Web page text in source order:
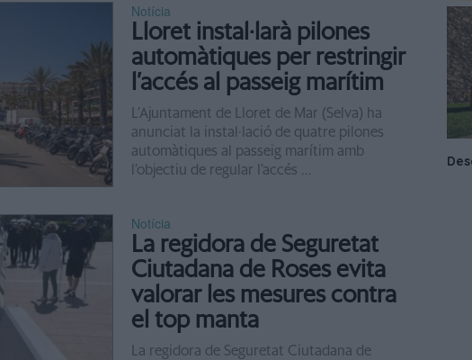
Notícia
Lloret instal·larà pilones
automàtiques per restringir
l’accés al passeig marítim
L’Ajuntament de Lloret de Mar (Selva) ha
anunciat la instal·lació de quatre pilones
automàtiques al passeig marítim amb
l’objectiu de regular l’accés ...
Notícia
La regidora de Seguretat
Ciutadana de Roses evita
valorar les mesures contra
el top manta
La regidora de Seguretat Ciutadana de